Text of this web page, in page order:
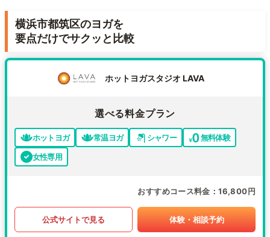
横浜市都筑区のヨガを
要点だけでサクッと比較
ホットヨガスタジオ LAVA
選べる料金プラン
ホットヨガ 常温ヨガ シャワー
無料体験
女性専用
おすすめコース料金 16,800円
公式サイトで見る 体験・相談予約